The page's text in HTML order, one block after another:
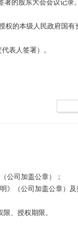
的股东大会会议记录。